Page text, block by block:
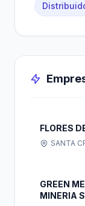
FLORES
SANTA
GREEN
MINERIA